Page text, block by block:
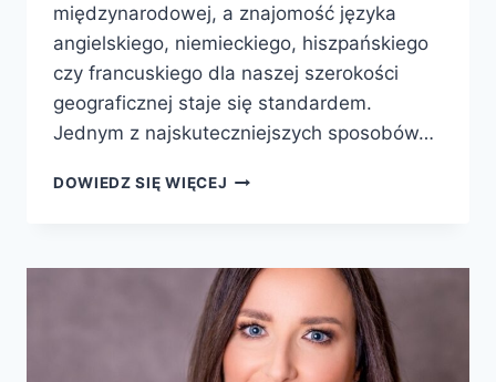
międzynarodowej, a znajomość języka
angielskiego, niemieckiego, hiszpańskiego
czy francuskiego dla naszej szerokości
geograficznej staje się standardem.
Jednym z najskuteczniejszych sposobów…
DOWIEDZ SIĘ WIĘCEJ